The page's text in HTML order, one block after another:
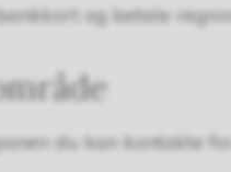
og betale
du kan kontakte